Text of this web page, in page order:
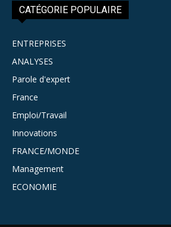
CATÉGORIE POPULAIRE
ENTREPRISES
ANALYSES
Parole d'expert
France
Emploi/Travail
Innovations
FRANCE/MONDE
Management
ECONOMIE